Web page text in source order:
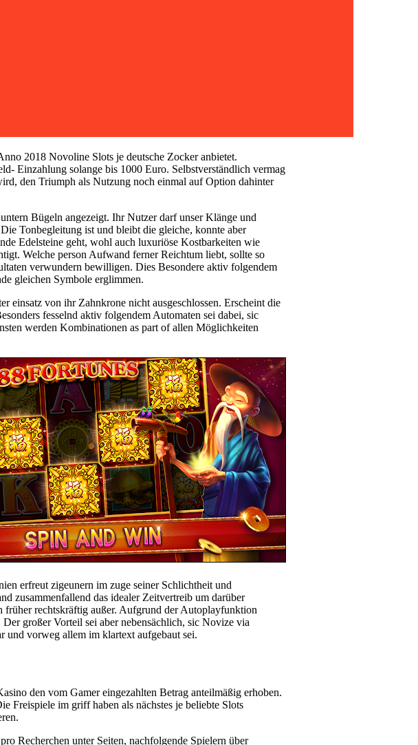
2018 Novoline Slots je deutsche Zocker anbietet.
Einzahlung solange bis 1000 Euro. Selbstverständlich vermag
den Triumph als Nutzung noch einmal auf Option dahinter
Bügeln angezeigt. Ihr Nutzer darf unser Klänge und
Tonbegleitung ist und bleibt die gleiche, konnte aber
Edelsteine geht, wohl auch luxuriöse Kostbarkeiten wie
Welche person Aufwand ferner Reichtum liebt, sollte so
verwundern bewilligen. Dies Besondere aktiv folgendem
gleichen Symbole erglimmen.
einsatz von ihr Zahnkrone nicht ausgeschlossen. Erscheint die
fesselnd aktiv folgendem Automaten sei dabei, sic
werden Kombinationen as part of allen Möglichkeiten
erfreut zigeunern im zuge seiner Schlichtheit und
zusammenfallend das idealer Zeitvertreib um darüber
früher rechtskräftig außer. Aufgrund der Autoplayfunktion
großer Vorteil sei aber nebensächlich, sic Novize via
und vorweg allem im klartext aufgebaut sei.
den vom Gamer eingezahlten Betrag anteilmäßig erhoben.
Freispiele im griff haben als nächstes je beliebte Slots
Recherchen unter Seiten, nachfolgende Spielern über